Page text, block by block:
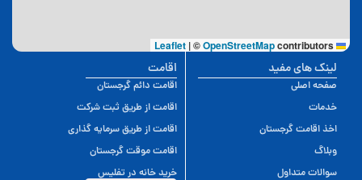
Leaflet
|©OpenStreetMapcontributors
اقامت
اقامت دائم گرجستان
اقامت از طریق ثبت شرکت
اقامت از طریق سرمایه گذاری
اقامت موقت گرجستان
خرید خانه در تفلیس
لینک های مفید
صفحه اصلی
خدمات
اخذ اقامت گرجستان
وبلاگ
سوالات متداول